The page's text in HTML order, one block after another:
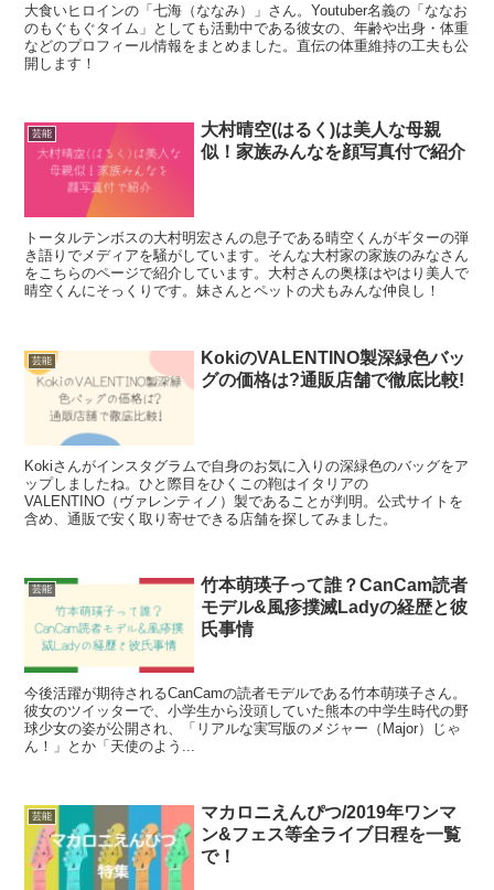
大食いヒロインの「七海（ななみ）」さん。Youtuber名義の「ななお
のもぐもぐタイム」としても活動中である彼女の、年齢や出身・体重
などのプロフィール情報をまとめました。直伝の体重維持の工夫も公
開します！
芸能
大村晴空(はるく)は美人な母親
似！家族みんなを顔写真付で紹介
トータルテンボスの大村明宏さんの息子である晴空くんがギターの弾
き語りでメディアを騒がしています。そんな大村家の家族のみなさん
をこちらのページで紹介しています。大村さんの奥様はやはり美人で
晴空くんにそっくりです。妹さんとペットの犬もみんな仲良し！
芸能
KokiのVALENTINO製深緑色バッ
グの価格は?通販店舗で徹底比較!
Kokiさんがインスタグラムで自身のお気に入りの深緑色のバッグをア
ップしましたね。ひと際目をひくこの鞄はイタリアの
VALENTINO（ヴァレンティノ）製であることが判明。公式サイトを
含め、通販で安く取り寄せできる店舗を探してみました。
芸能
竹本萌瑛子って誰？CanCam読者
モデル&風疹撲滅Ladyの経歴と彼
氏事情
今後活躍が期待されるCanCamの読者モデルである竹本萌瑛子さん。
彼女のツイッターで、小学生から没頭していた熊本の中学生時代の野
球少女の姿が公開され、「リアルな実写版のメジャー（Major）じゃ
ん！」とか「天使のよう...
芸能
マカロニえんぴつ/2019年ワンマ
ン&フェス等全ライブ日程を一覧
で！